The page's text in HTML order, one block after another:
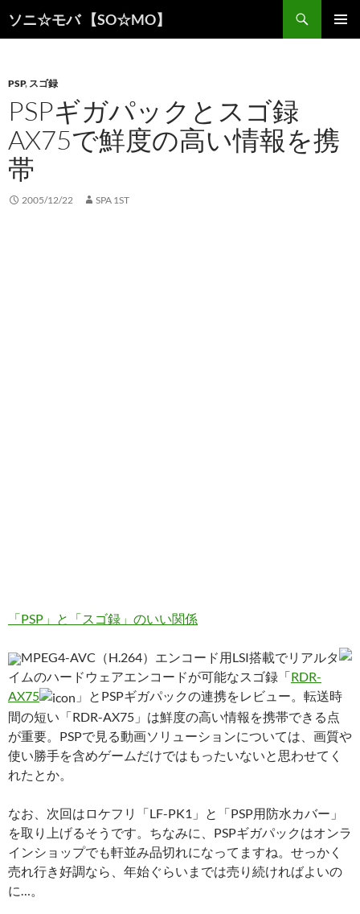
ソニ☆モバ 【SO☆MO】
索
ン
ツ
へ
ス
キ
ッ
PSP, スゴ録
PSPギガパックとスゴ録
AX75で鮮度の高い情報を携
帯
2005/12/22 SPA 1ST
「PSP」と「スゴ録」のいい関係
MPEG4-AVC（H.264）エンコード用LSI搭載でリアルタ
イムのハードウェアエンコードが可能なスゴ録「RDR-
AX75
」とPSPギガパックの連携をレビュー。転送時
間の短い「RDR-AX75」は鮮度の高い情報を携帯できる点
が重要。PSPで見る動画ソリューションについては、画質や
使い勝手を含めゲームだけではもったいないと思わせてく
れたとか。
なお、次回はロケフリ「LF-PK1」と「PSP用防水カバー」
を取り上げるそうです。ちなみに、PSPギガパックはオンラ
インショップでも軒並み品切れになってますね。せっかく
売れ行き好調なら、年始ぐらいまでは売り続ければよいの
に…。